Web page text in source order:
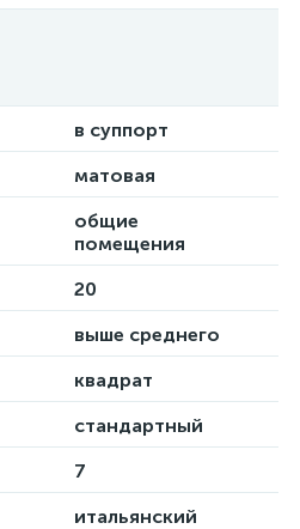
в суппорт
матовая
общие
помещения
20
выше среднего
квадрат
стандартный
7
итальянский